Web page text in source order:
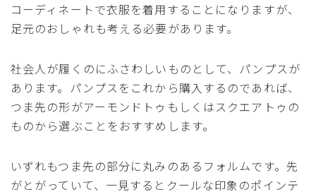
コーディネートで衣服を着用することになりますが、
足元のおしゃれも考える必要があります。
社会人が履くのにふさわしいものとして、パンプスが
あります。パンプスをこれから購入するのであれば、
つま先の形がアーモンドトゥもしくはスクエアトゥの
ものから選ぶことをおすすめします。
いずれもつま先の部分に丸みのあるフォルムです。先
がとがっていて、一見するとクールな印象のポインテ